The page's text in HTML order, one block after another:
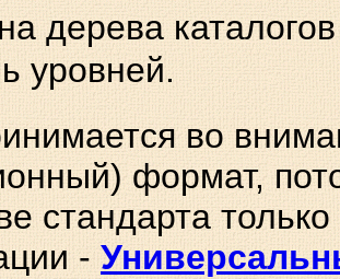
дерева
уровней.
во
формат,
стандарта
-